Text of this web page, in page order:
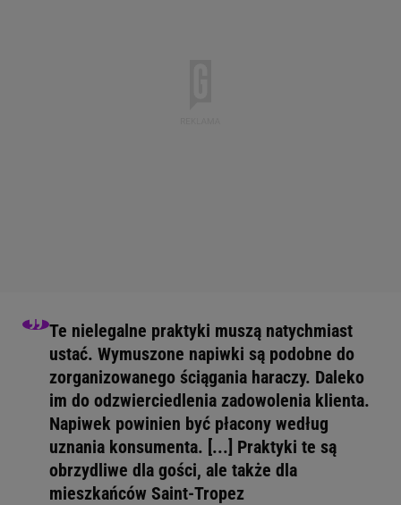
Te nielegalne praktyki muszą natychmiast
ustać. Wymuszone napiwki są podobne do
zorganizowanego ściągania haraczy. Daleko
im do odzwierciedlenia zadowolenia klienta.
Napiwek powinien być płacony według
uznania konsumenta. [...] Praktyki te są
obrzydliwe dla gości, ale także dla
mieszkańców Saint-Tropez